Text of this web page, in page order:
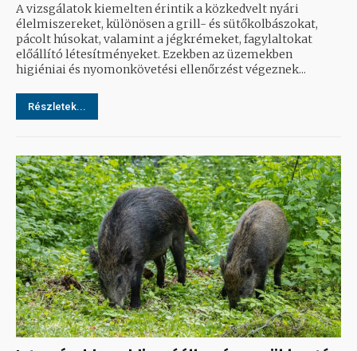
A vizsgálatok kiemelten érintik a közkedvelt nyári
élelmiszereket, különösen a grill- és sütőkolbászokat,
pácolt húsokat, valamint a jégkrémeket, fagylaltokat
előállító létesítményeket. Ezekben az üzemekben
higiéniai és nyomonkövetési ellenőrzést végeznek...
Részletek...